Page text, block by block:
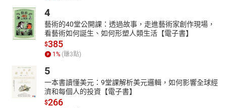
4
藝術的40堂公開課：透過故事，走進藝術家創作現場，
看藝術如何誕生、如何形塑人類生活【電子書】
$385
1% (賺3點)
5
一本書讀懂美元：9堂課解析美元邏輯，如何影響全球經
濟和每個人的投資【電子書】
$266